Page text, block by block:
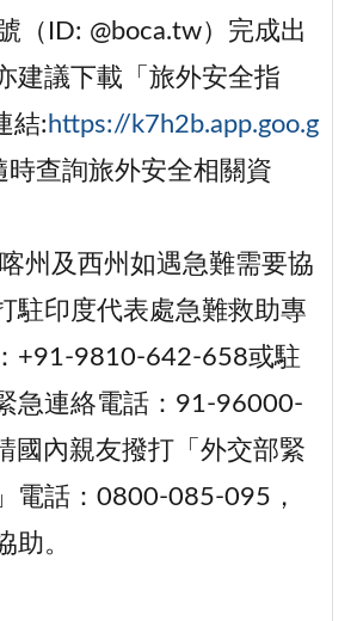
（ID: @boca.tw）完成出
建議下載「旅外安全指
結: https://k7h2b.app.goo.g
時查詢旅外安全相關資
州及西州如遇急難需要協
駐印度代表處急難救助專
+91-9810-642-658或駐
急連絡電話：91-96000-
國內親友撥打「外交部緊
電話：0800-085-095，
助。